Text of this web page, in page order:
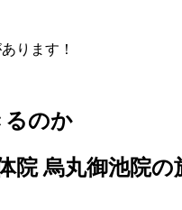
ります！
るのか
院 烏丸御池院の